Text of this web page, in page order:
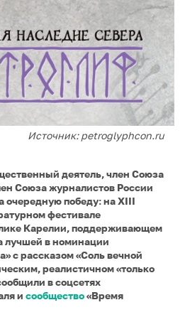
Источник: petroglyphcon.ru
деятель, член Союза
Союза журналистов России
очередную победу: на XIII
фестивале
Карелии, поддерживающем
лучшей в номинации
с рассказом «Соль вечной
реалистичном «только
в соцсетях
и сообщество«Время